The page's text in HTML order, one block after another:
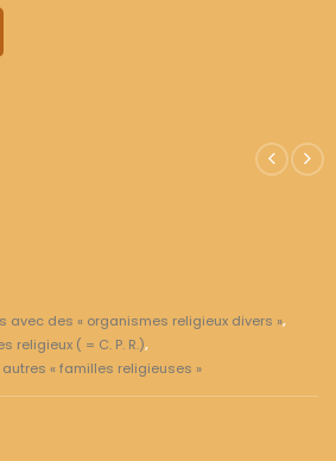
avec des « organismes religieux divers »,
religieux ( = C. P. R.),
autres « familles religieuses »